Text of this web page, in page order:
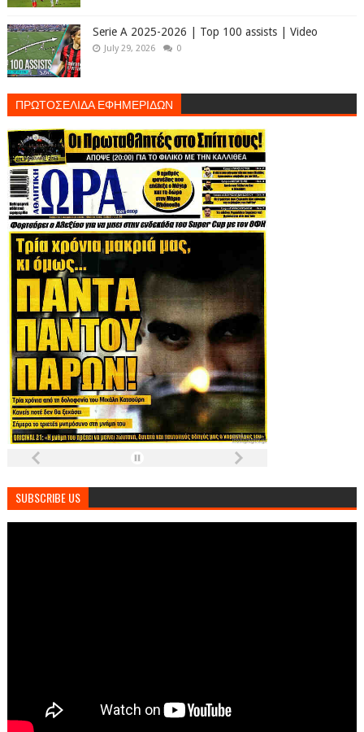
Serie A 2025-2026 | Top 100 assists | Video
July 29, 2026 0
ΠΡΩΤΟΣΕΛΙΔΑ ΕΦΗΜΕΡΙΔΩΝ
SUBSCRIBE US